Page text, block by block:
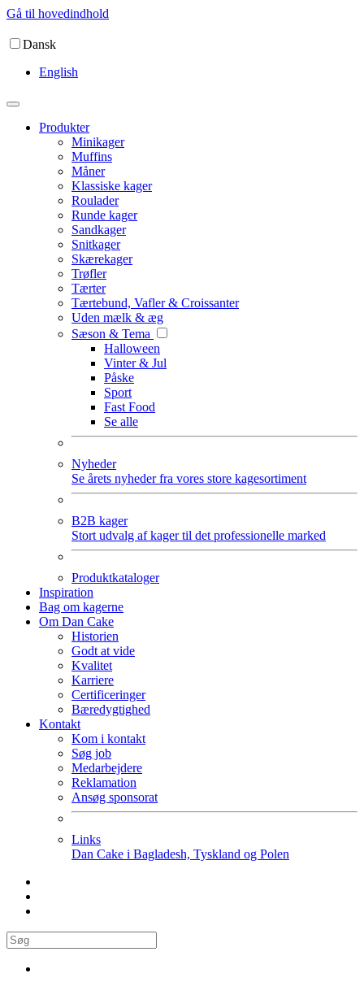
Gå til hovedindhold
Dansk
English
Produkter
Minikager
Muffins
Måner
Klassiske kager
Roulader
Runde kager
Sandkager
Snitkager
Skærekager
Trøfler
Tærter
Tærtebund, Vafler & Croissanter
Uden mælk & æg
Sæson & Tema
Halloween
Vinter & Jul
Påske
Sport
Fast Food
Se alle
Nyheder
Se årets nyheder fra vores store kagesortiment
B2B kager
Stort udvalg af kager til det professionelle marked
Produktkataloger
Inspiration
Bag om kagerne
Om Dan Cake
Historien
Godt at vide
Kvalitet
Karriere
Certificeringer
Bæredygtighed
Kontakt
Kom i kontakt
Søg job
Medarbejdere
Reklamation
Ansøg sponsorat
Links
Dan Cake i Bagladesh, Tyskland og Polen